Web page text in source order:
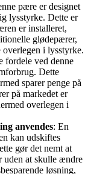
pære er designet
lysstyrke. Dette er
er installeret,
glødepærer,
i lysstyrke.
fordele ved denne
Dette
sparer penge på
på markedet er
overlegen i
anvendes: En
kan udskiftes
gør det nemt at
uden at skulle ændre
løsning,